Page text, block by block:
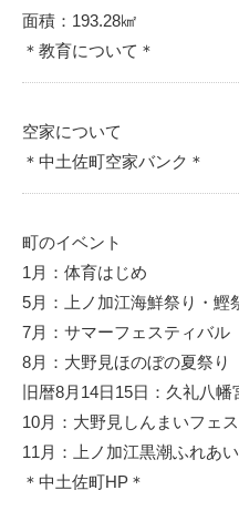
面積：193.28㎢
＊教育について＊
空家について
＊中土佐町空家バンク＊
町のイベント
1月：体育はじめ
5月：上ノ加江海鮮祭り・鰹
7月：サマーフェスティバル
8月：大野見ほのぼの夏祭り
旧暦8月14日15日：久礼八幡
10月：大野見しんまいフェ
11月：上ノ加江黒潮ふれあ
＊中土佐町HP＊